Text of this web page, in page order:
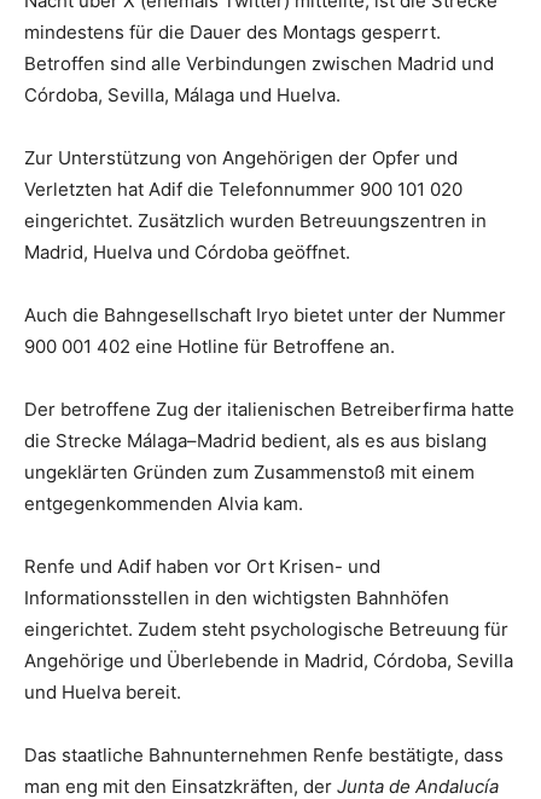
mindestens für die Dauer des Montags gesperrt.
Betroffen sind alle Verbindungen zwischen Madrid und
Córdoba, Sevilla, Málaga und Huelva.
Zur Unterstützung von Angehörigen der Opfer und
Verletzten hat Adif die Telefonnummer 900 101 020
eingerichtet. Zusätzlich wurden Betreuungszentren in
Madrid, Huelva und Córdoba geöffnet.
Auch die Bahngesellschaft Iryo bietet unter der Nummer
900 001 402 eine Hotline für Betroffene an.
Der betroffene Zug der italienischen Betreiberfirma hatte
die Strecke Málaga–Madrid bedient, als es aus bislang
ungeklärten Gründen zum Zusammenstoß mit einem
entgegenkommenden Alvia kam.
Renfe und Adif haben vor Ort Krisen- und
Informationsstellen in den wichtigsten Bahnhöfen
eingerichtet. Zudem steht psychologische Betreuung für
Angehörige und Überlebende in Madrid, Córdoba, Sevilla
und Huelva bereit.
Das staatliche Bahnunternehmen Renfe bestätigte, dass
man eng mit den Einsatzkräften, der Junta de Andalucía